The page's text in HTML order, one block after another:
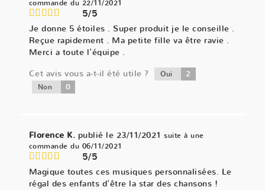
commande du 22/11/2021
5/5
Je donne 5 étoiles . Super produit je le conseille .
Reçue rapidement . Ma petite fille va être ravie .
Merci a toute l'équipe .
Cet avis vous a-t-il été utile ?
Oui 2
Non 0
Florence K. publié le 23/11/2021 suite à une
commande du 06/11/2021
5/5
Magique toutes ces musiques personnalisées. Le
régal des enfants d'être la star des chansons !